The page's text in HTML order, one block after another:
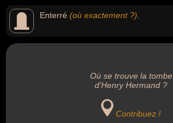
Enterré (où exactement ?)
Où se trouve la tombe
d'Henry Hermand ?
Contribuez !